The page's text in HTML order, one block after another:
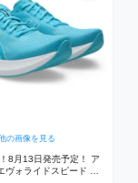
の画像を見る
8月13日発売予定！ ア
ヴォライドスピード 3